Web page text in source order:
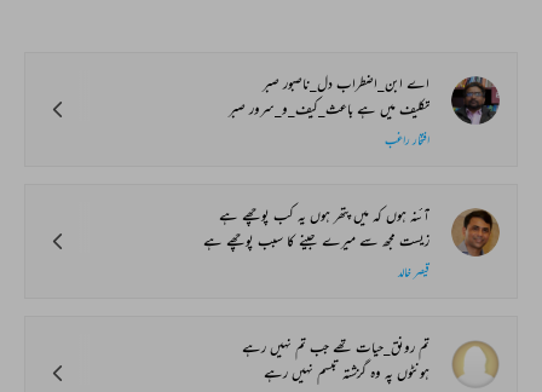
اے ابن_اضطراب دل_ناصبور صبر
تکلیف میں ہے باعث_کیف_و_سرور صبر
افتخار راغب
آئنہ ہوں کہ میں پتھر ہوں یہ کب پوچھے ہے
زیست مجھ سے میرے جینے کا سبب پوچھے ہے
قیصر خالد
تم رونق_حیات تھے جب تم نہیں رہے
ہونٹوں پہ وہ گزشتہ تبسم نہیں رہے